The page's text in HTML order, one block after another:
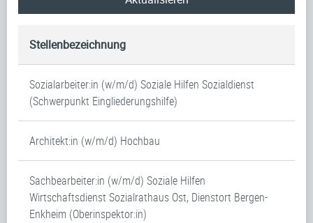
Stellenbezeichnung
Sozialarbeiter:in (w/m/d) Soziale Hilfen Sozialdienst
(Schwerpunkt Eingliederungshilfe)
Architekt:in (w/m/d) Hochbau
Sachbearbeiter:in (w/m/d) Soziale Hilfen
Wirtschaftsdienst Sozialrathaus Ost, Dienstort Bergen-
Enkheim (Oberinspektor:in)